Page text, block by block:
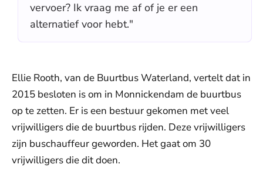
vervoer? Ik vraag me af of je er een
alternatief voor hebt."
Ellie Rooth, van de Buurtbus Waterland, vertelt dat in
2015 besloten is om in Monnickendam de buurtbus
op te zetten. Er is een bestuur gekomen met veel
vrijwilligers die de buurtbus rijden. Deze vrijwilligers
zijn buschauffeur geworden. Het gaat om 30
vrijwilligers die dit doen.